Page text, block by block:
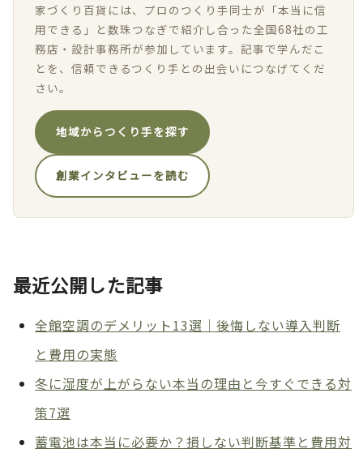
家づくり百貨には、プロのつくり手同士が「本当に信
用できる」と数珠つなぎで紹介し合った全国68社の工
務店・設計事務所が参加しています。記事で学んだこ
とを、信頼できるつくり手との出会いにつなげてくだ
さい。
地域からつくり手を探す
創業インタビューを読む
最近公開した記事
全館空調のデメリット13選｜後悔しない導入判断
と費用の実態
冬に湿度が上がらない本当の理由と今すぐできる対
策7選
蓄電池は本当に必要か？損しない判断基準と費用対